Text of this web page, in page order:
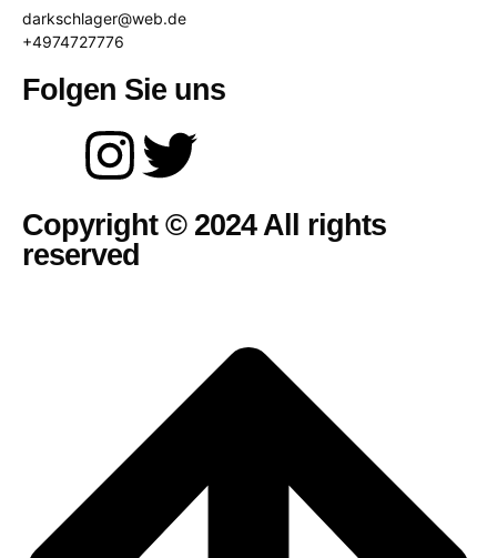
darkschlager@web.de
+4974727776
Folgen Sie uns
Copyright © 2024 All rights
reserved